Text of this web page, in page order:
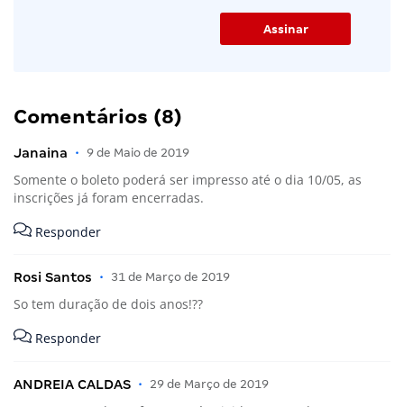
Comentários (8)
Janaina • 9 de Maio de 2019
Somente o boleto poderá ser impresso até o dia 10/05, as
inscrições já foram encerradas.
Responder
Rosi Santos • 31 de Março de 2019
So tem duração de dois anos!??
Responder
ANDREIA CALDAS • 29 de Março de 2019